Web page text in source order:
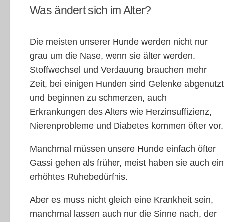
Was ändert sich im Alter?
Die meisten unserer Hunde werden nicht nur
grau um die Nase, wenn sie älter werden.
Stoffwechsel und Verdauung brauchen mehr
Zeit, bei einigen Hunden sind Gelenke abgenutzt
und beginnen zu schmerzen, auch
Erkrankungen des Alters wie Herzinsuffizienz,
Nierenprobleme und Diabetes kommen öfter vor.
Manchmal müssen unsere Hunde einfach öfter
Gassi gehen als früher, meist haben sie auch ein
erhöhtes Ruhebedürfnis.
Aber es muss nicht gleich eine Krankheit sein,
manchmal lassen auch nur die Sinne nach, der